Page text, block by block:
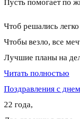
Пусть помогает по
Чтоб решались легко
Чтобы везло, все
Лучшие планы на
Читать полностью
Поздравления с
22 года,